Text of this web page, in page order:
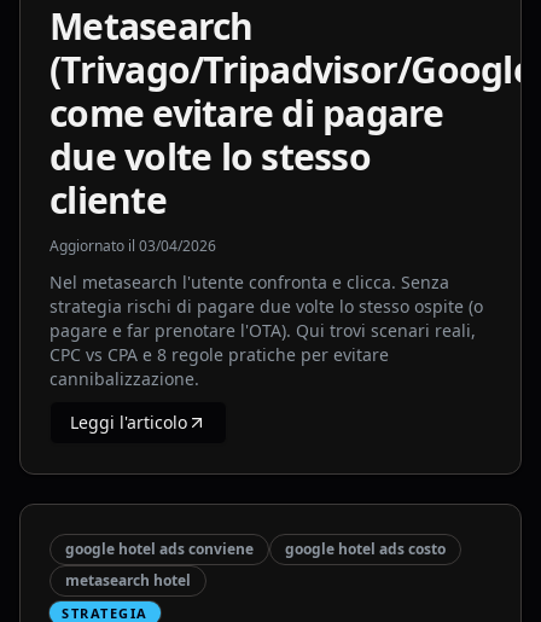
Metasearch
(Trivago/Tripadvisor/
come evitare di pagare
due volte lo stesso
cliente
Aggiornato il 03/04/2026
Nel metasearch l'utente confronta e clicca. Senza
strategia rischi di pagare due volte lo stesso ospite (o
pagare e far prenotare l'OTA). Qui trovi scenari reali,
CPC vs CPA e 8 regole pratiche per evitare
cannibalizzazione.
Leggi l'articolo
google hotel ads conviene
google hotel ads costo
metasearch hotel
STRATEGIA